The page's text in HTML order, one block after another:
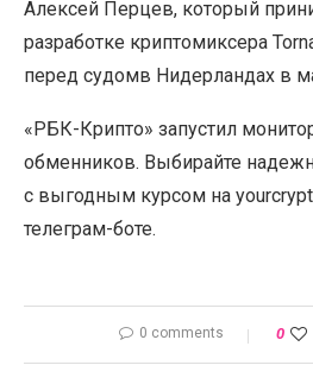
Алексей Перцев, который
разработке криптомиксера
перед судомв Нидерландах в
«РБК-Крипто» запустил
обменников. Выбирайте
с выгодным курсом на
телеграм-боте.
0 comments 0